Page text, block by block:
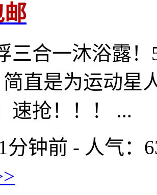
邮
三合一沐浴露
直是为运动星
速抢！！！ ...
分钟前 - 人气：